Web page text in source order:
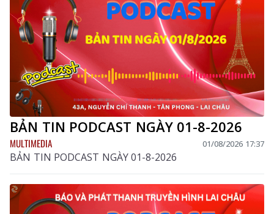
BẢN TIN PODCAST NGÀY 01-8-2026
MULTIMEDIA 01/08/2026 17:37
BẢN TIN PODCAST NGÀY 01-8-2026